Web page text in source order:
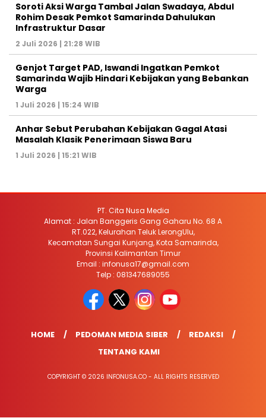
Soroti Aksi Warga Tambal Jalan Swadaya, Abdul
Rohim Desak Pemkot Samarinda Dahulukan
Infrastruktur Dasar
2 Juli 2026 | 21:28 WIB
Genjot Target PAD, Iswandi Ingatkan Pemkot
Samarinda Wajib Hindari Kebijakan yang Bebankan
Warga
1 Juli 2026 | 15:24 WIB
Anhar Sebut Perubahan Kebijakan Gagal Atasi
Masalah Klasik Penerimaan Siswa Baru
1 Juli 2026 | 15:21 WIB
PT. Cita Nusa Media
Alamat : Jalan Banggeris Gang Gaharu No. 68 A
RT.022, Kelurahan Teluk LerongUlu,
Kecamatan Sungai Kunjang, Kota Samarinda,
Provinsi Kalimantan Timur
Email : infonusa17@gmail.com
Telp : 081347689055
HOME PEDOMAN MEDIA SIBER
REDAKSI
TENTANG KAMI
COPYRIGHT © 2026 INFONUSA.CO - ALL RIGHTS RESERVED